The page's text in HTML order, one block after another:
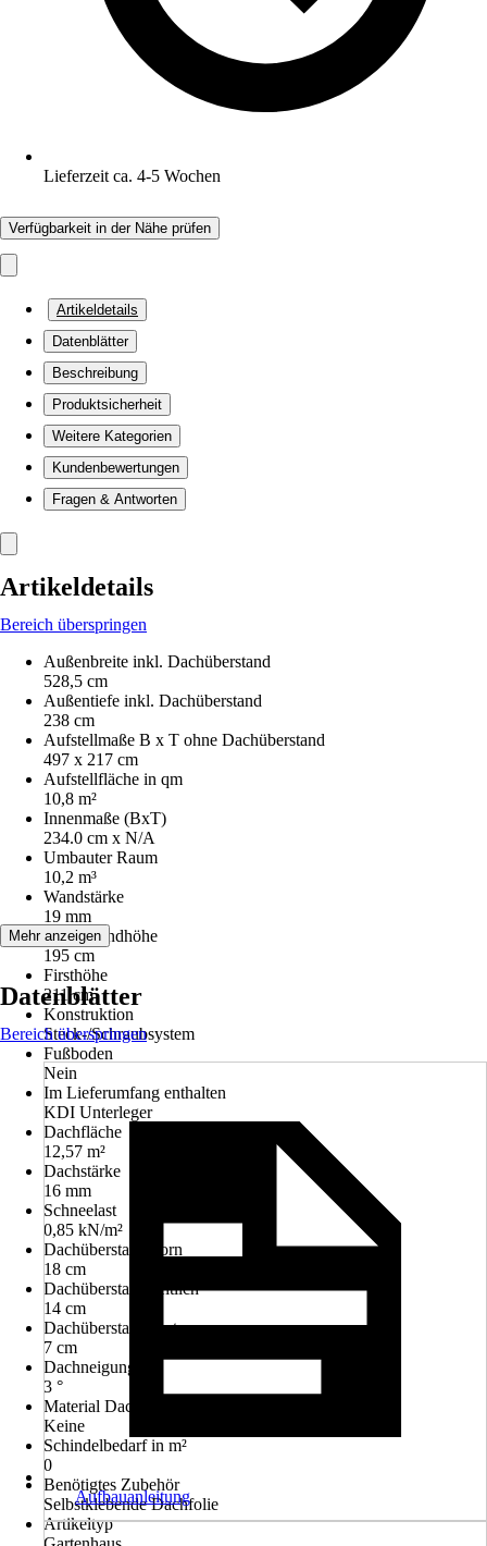
Lieferzeit ca. 4-5 Wochen
Verfügbarkeit in der Nähe prüfen
Artikeldetails
Datenblätter
Beschreibung
Produktsicherheit
Weitere Kategorien
Kundenbewertungen
Fragen & Antworten
Artikeldetails
Bereich überspringen
Außenbreite inkl. Dachüberstand
528,5 cm
Außentiefe inkl. Dachüberstand
238 cm
Aufstellmaße B x T ohne Dachüberstand
497 x 217 cm
Aufstellfläche in qm
10,8 m²
Innenmaße (BxT)
234.0 cm x N/A
Umbauter Raum
10,2 m³
Wandstärke
19 mm
Seitenwandhöhe
195 cm
Firsthöhe
211 cm
Konstruktion
Steck-/Schraubsystem
Fußboden
Nein
Im Lieferumfang enthalten
KDI Unterleger
Dachfläche
12,57 m²
Dachstärke
16 mm
Schneelast
0,85 kN/m²
Dachüberstand vorn
18 cm
Dachüberstand seitlich
14 cm
Dachüberstand hinten
7 cm
Dachneigung
3 °
Material Dacheindeckung
Keine
Schindelbedarf in m²
0
Benötigtes Zubehör
Selbstklebende Dachfolie
Artikeltyp
Mehr anzeigen
Datenblätter
Bereich überspringen
Aufbauanleitung